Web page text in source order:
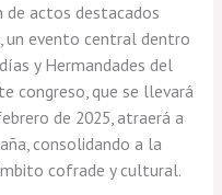
de actos destacados
un evento central dentro
y Hermandades del
congreso, que se llevará
de 2025, atraerá a
consolidando a la
cofrade y cultural.